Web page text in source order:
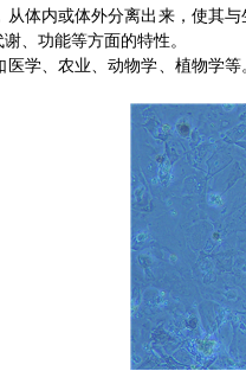
内或体外分离出来，使其与
、功能等方面的特性。
、农业、动物学、植物学等